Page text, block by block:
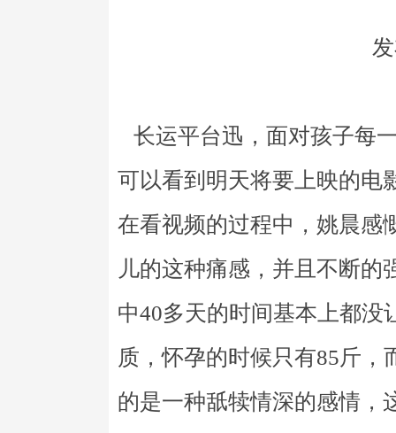
长运平台迅，面对孩子每
可以看到明天将要上映的电
在看视频的过程中，姚晨感
儿的这种痛感，并且不断的
中40多天的时间基本上都没
质，怀孕的时候只有85斤
的是一种舐犊情深的感情，